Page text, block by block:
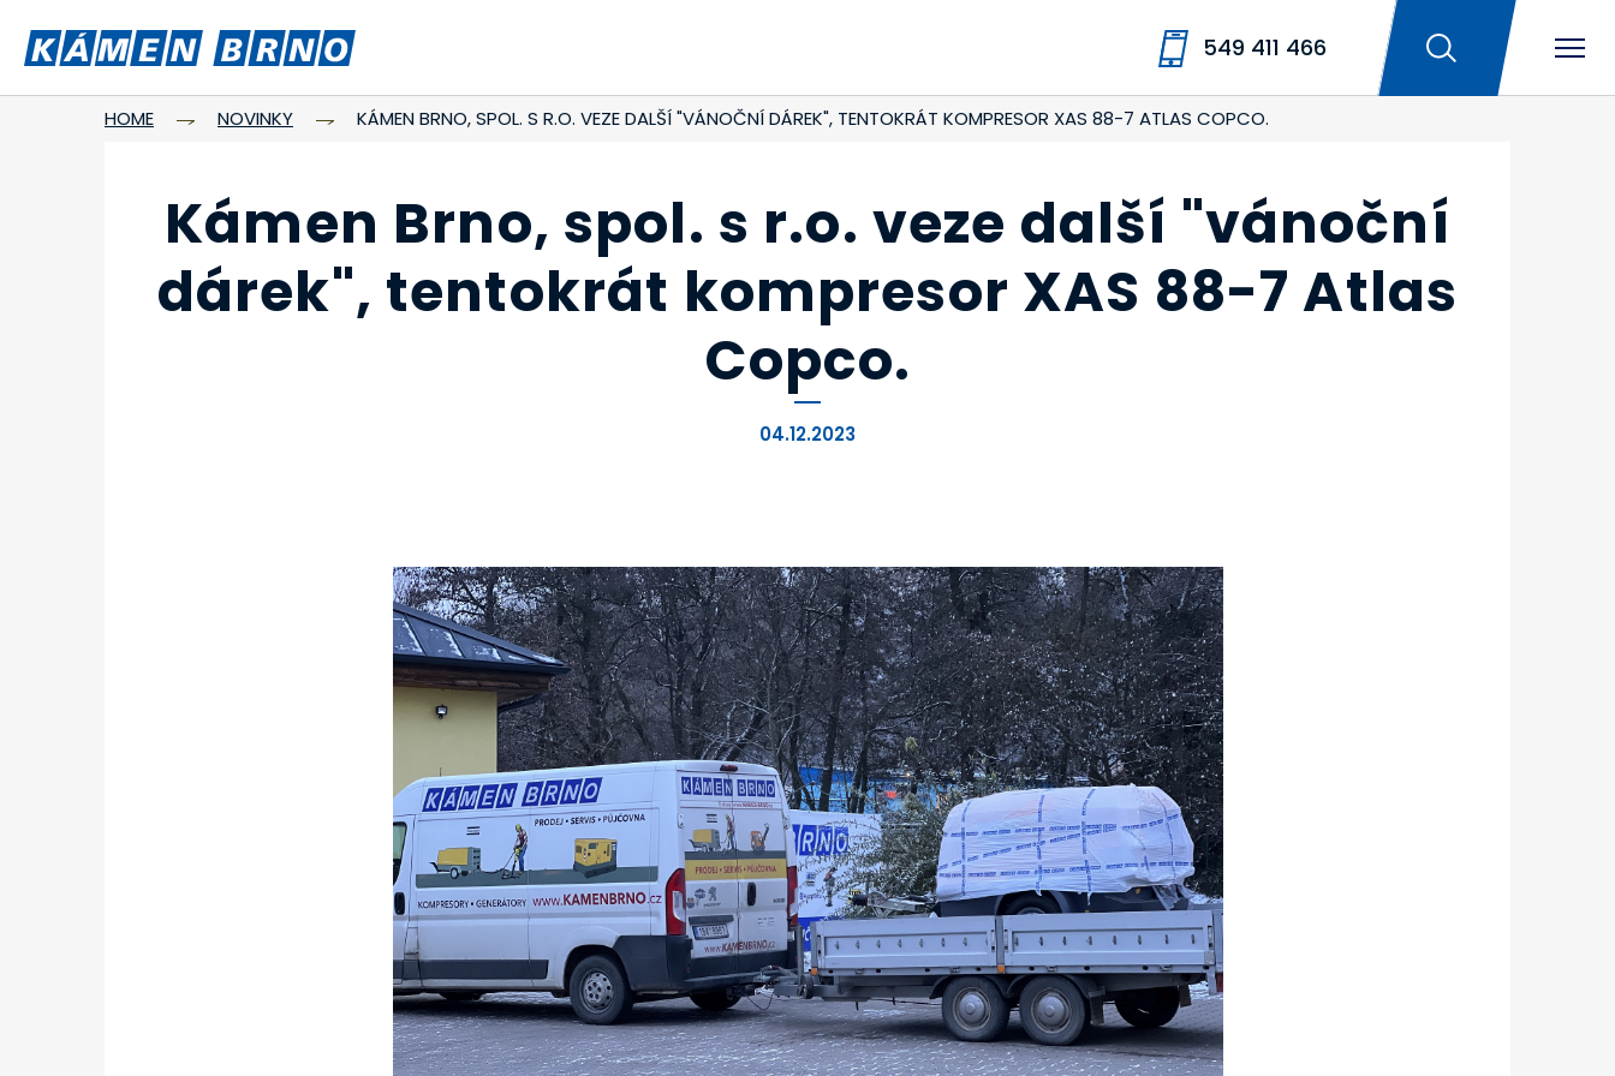
549 411 466
HOME NOVINKY KÁMEN BRNO, SPOL. S R.O. VEZE DALŠÍ "VÁNOČNÍ DÁREK", TENTOKRÁT KOMPRESOR XAS 88-7 ATLAS COPCO.
Kámen Brno, spol. s r.o. veze další "vánoční
dárek", tentokrát kompresor XAS 88-7 Atlas
Copco.
04.12.2023